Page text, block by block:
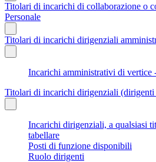
Titolari di incarichi di collaborazione o
Personale
Titolari di incarichi dirigenziali
Incarichi amministrativi di vertice
Titolari di incarichi dirigenziali (dirigenti
Incarichi dirigenziali, a qualsiasi
tabellare
Posti di funzione disponibili
Ruolo dirigenti